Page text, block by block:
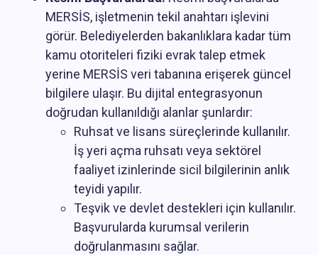
MERSİS, işletmenin tekil anahtarı işlevini
görür. Belediyelerden bakanlıklara kadar tüm
kamu otoriteleri fiziki evrak talep etmek
yerine MERSİS veri tabanına erişerek güncel
bilgilere ulaşır. Bu dijital entegrasyonun
doğrudan kullanıldığı alanlar şunlardır:
Ruhsat ve lisans süreçlerinde kullanılır.
İş yeri açma ruhsatı veya sektörel
faaliyet izinlerinde sicil bilgilerinin anlık
teyidi yapılır.
Teşvik ve devlet destekleri için kullanılır.
Başvurularda kurumsal verilerin
doğrulanmasını sağlar.